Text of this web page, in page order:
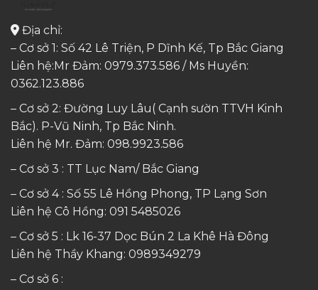
Địa chỉ:
– Cơ sở 1: Số 42 Lê Triện, P Dĩnh Kế, Tp Bắc Giang
Liên hệ:Mr Đảm: 0979.373.586 / Ms Huyền:
0362.123.886
– Cơ sở 2: Đường Luy Lâu( Cạnh sườn TTVH Kinh
Bắc). P-Vũ Ninh, Tp Bắc Ninh.
Liên hệ Mr. Đảm: 098.9923.586
– Cơ sở 3 : TT Lục Nam/ Bắc Giang
– Cơ sở 4 : Số 55 Lê Hồng Phong, TP Lạng Sơn
Liên hệ Cô Hồng: 091 5485026
– Cơ sở 5 : Lk 16-37 Dọc Bún 2 La Khê Hà Đông
Liên hệ Thầy Khang: 0989349279
– Cơ sở 6 :